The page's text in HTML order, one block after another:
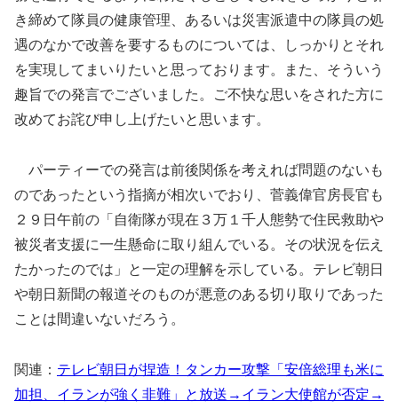
き締めて隊員の健康管理、あるいは災害派遣中の隊員の処
遇のなかで改善を要するものについては、しっかりとそれ
を実現してまいりたいと思っております。また、そういう
趣旨での発言でございました。ご不快な思いをされた方に
改めてお詫び申し上げたいと思います。
パーティーでの発言は前後関係を考えれば問題のないも
のであったという指摘が相次いでおり、菅義偉官房長官も
２９日午前の「自衛隊が現在３万１千人態勢で住民救助や
被災者支援に一生懸命に取り組んでいる。その状況を伝え
たかったのでは」と一定の理解を示している。テレビ朝日
や朝日新聞の報道そのものが悪意のある切り取りであった
ことは間違いないだろう。
関連： テレビ朝日が捏造！タンカー攻撃「安倍総理も米に
加担、イランが強く非難」と放送→イラン大使館が否定→